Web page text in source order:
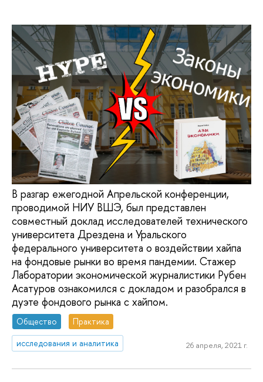
В разгар ежегодной Апрельской конференции,
проводимой НИУ ВШЭ, был представлен
совместный доклад исследователей технического
университета Дрездена и Уральского
федерального университета о воздействии хайпа
на фондовые рынки во время пандемии. Стажер
Лаборатории экономической журналистики Рубен
Асатуров ознакомился с докладом и разобрался в
дуэте фондового рынка с хайпом.
Общество
Практика
исследования и аналитика
26 апреля, 2021 г.